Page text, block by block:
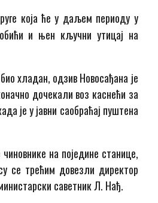
која ће у даљем периоду у
и њен кључни утицај на
хладан, одзив Новосађана је
дочекали воз каснећи за
је у јавни саобраћај пуштена
на поједине станице,
се трећим довезли директор
саветник Л. Нађ.